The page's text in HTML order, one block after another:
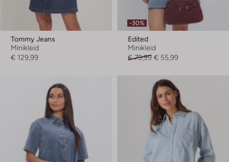
Tommy Jeans
Minikleid
€ 129,99
-30%
Edited
Minikleid
€ 79,99 € 55,99